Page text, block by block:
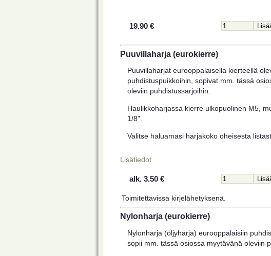
19.90 €
Puuvillaharja (eurokierre)
Puuvillaharjat eurooppalaisella kierteellä
puhdistuspuikkoihin, sopivat mm. tässä
oleviin puhdistussarjoihin.
Haulikkoharjassa kierre ulkopuolinen M5,
1/8".
Valitse haluamasi harjakoko oheisesta
Lisätiedot
alk. 3.50 €
Toimitettavissa kirjelähetyksenä.
Nylonharja (eurokierre)
Nylonharja (öljyharja) eurooppalaisiin
sopii mm. tässä osiossa myytävänä oleviin